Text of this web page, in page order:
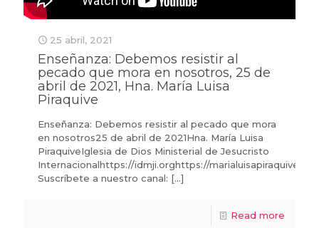
25 abril, 2021
Enseñanza: Debemos resistir al
pecado que mora en nosotros, 25 de
abril de 2021, Hna. María Luisa
Piraquive
Enseñanza: Debemos resistir al pecado que mora
en nosotros25 de abril de 2021Hna. María Luisa
PiraquiveIglesia de Dios Ministerial de Jesucristo
Internacionalhttps://idmji.orghttps://
Suscríbete a nuestro canal: […]
Read more